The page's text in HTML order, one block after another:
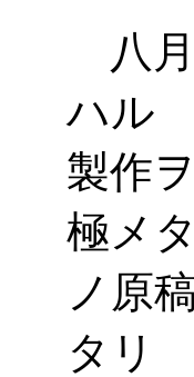
八
ハル
製作
極メ
ノ原
タリ